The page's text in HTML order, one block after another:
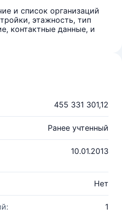
и список организаций
этажность, тип
контактные данные, и
455 331 301,12
Ранее учтенный
10.01.2013
Нет
1